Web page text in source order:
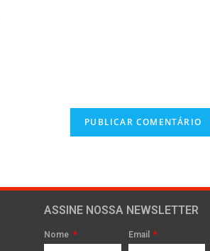
ASSINE NOSSA NEWSLETTER
Nome Email